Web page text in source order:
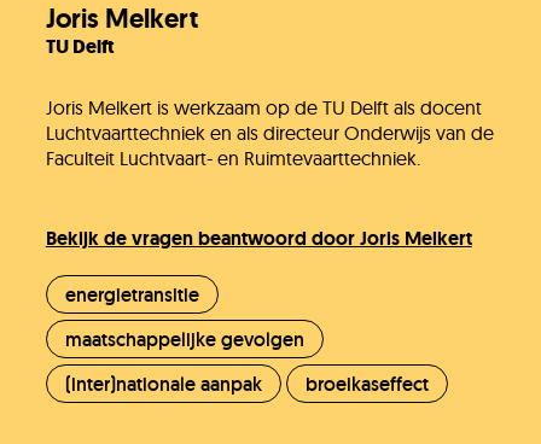
Joris Melkert
TU Delft
Joris Melkert is werkzaam op de TU Delft als docent
Luchtvaarttechniek en als directeur Onderwijs van de
Faculteit Luchtvaart- en Ruimtevaarttechniek.
Bekijk de vragen beantwoord door Joris Melkert
energietransitie
maatschappelijke gevolgen
(inter)nationale aanpak
broeikaseffect